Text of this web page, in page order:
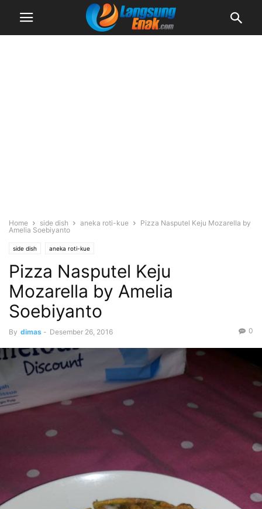
Home side dish aneka roti-kue
Pizza Nasputel Keju Mozarella by
Amelia Soebiyanto
side dish aneka roti-kue
Pizza Nasputel Keju
Mozarella by Amelia
Soebiyanto
By dimas - Desember 26, 2016 0